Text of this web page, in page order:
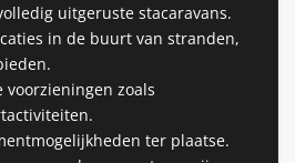
uitgeruste stacaravans.
in de buurt van stranden,
voorzieningen zoals
ter plaatse.